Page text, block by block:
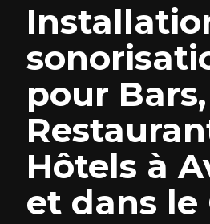
pour Bars,
Hôtels à
et dans le